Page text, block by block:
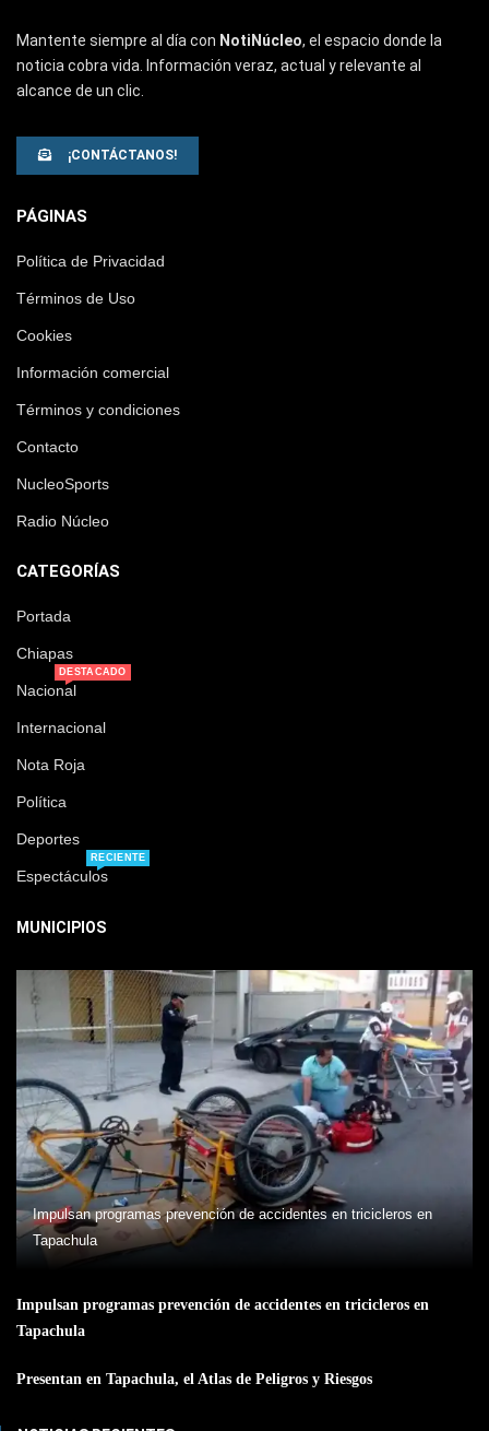
Mantente siempre al día con NotiNúcleo, el espacio donde la
noticia cobra vida. Información veraz, actual y relevante al
alcance de un clic.
¡CONTÁCTANOS!
PÁGINAS
Política de Privacidad
Términos de Uso
Cookies
Información comercial
Términos y condiciones
Contacto
NucleoSports
Radio Núcleo
CATEGORÍAS
Portada
Chiapas
Nacional
DESTACADO
Internacional
Nota Roja
Política
Deportes
Espectáculos
RECIENTE
MUNICIPIOS
Impulsan programas prevención de accidentes en tricicleros en
Tapachula
Impulsan programas prevención de accidentes en tricicleros en
Tapachula
Presentan en Tapachula, el Atlas de Peligros y Riesgos